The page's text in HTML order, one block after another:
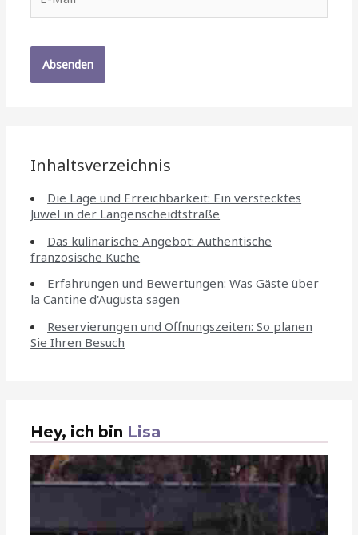
Mail*
Inhaltsverzeichnis
Die Lage und Erreichbarkeit: Ein verstecktes
Juwel in der Langenscheidtstraße
Das kulinarische Angebot: Authentische
französische Küche
Erfahrungen und Bewertungen: Was Gäste über
la Cantine d'Augusta sagen
Reservierungen und Öffnungszeiten: So planen
Sie Ihren Besuch
Hey, ich bin Lisa